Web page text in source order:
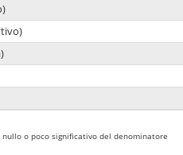
o poco significativo del denominatore